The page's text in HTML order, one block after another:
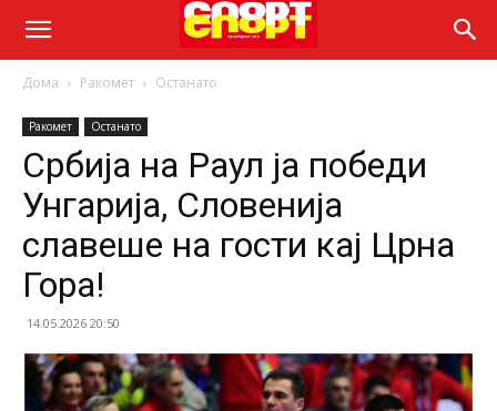
Дома Ракомет Останато
Ракомет Останато
Србија на Раул ја победи
Унгарија, Словенија
славеше на гости кај Црна
Гора!
14.05.2026 20:50